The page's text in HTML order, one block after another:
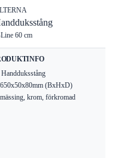
60 cm
Handduksstång
650x50x80mm (BxHxD)
mässing, krom, förkromad